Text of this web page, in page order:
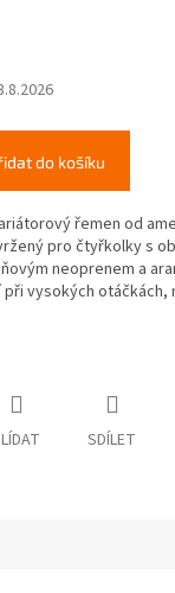
do košíku
řemen od
pro čtyřkolky s
neoprenem a
vysokých otáčkách,
SDÍLET